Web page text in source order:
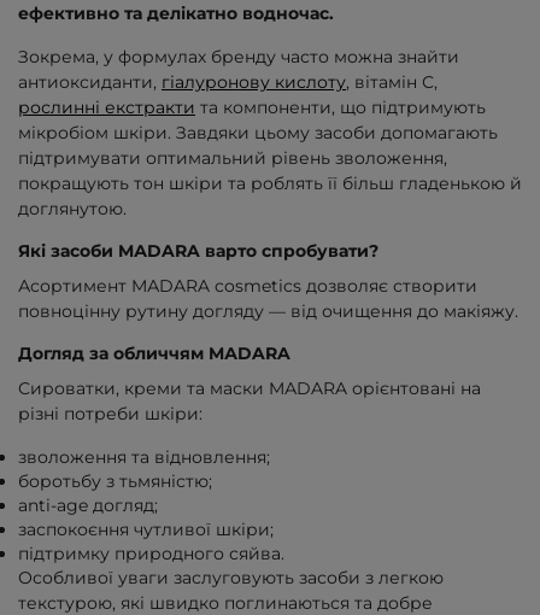
ефективно та делікатно водночас.
Зокрема, у формулах бренду часто можна знайти
антиоксиданти, гіалуронову кислоту, вітамін С,
рослинні екстракти та компоненти, що підтримують
мікробіом шкіри. Завдяки цьому засоби допомагають
підтримувати оптимальний рівень зволоження,
покращують тон шкіри та роблять її більш гладенькою й
доглянутою.
Які засоби MАDARA варто спробувати?
Асортимент MАDARA cosmetics дозволяє створити
повноцінну рутину догляду — від очищення до макіяжу.
Догляд за обличчям MАDARA
Сироватки, креми та маски MАDARA орієнтовані на
різні потреби шкіри:
зволоження та відновлення;
боротьбу з тьмяністю;
anti-age догляд;
заспокоєння чутливої шкіри;
підтримку природного сяйва.
Особливої уваги заслуговують засоби з легкою
текстурою, які швидко поглинаються та добре